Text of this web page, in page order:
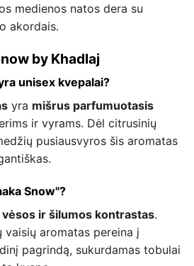
medienos natos dera su
akordais.
by Khadlaj
unisex kvepalai?
yra mišrus parfumuotasis
ir vyrams. Dėl citrusinių
pusiausvyros šis aromatas
Snow"?
vėsos ir šilumos kontrastas.
vaisių aromatas pereina į
pagrindą, sukurdamas tobulai